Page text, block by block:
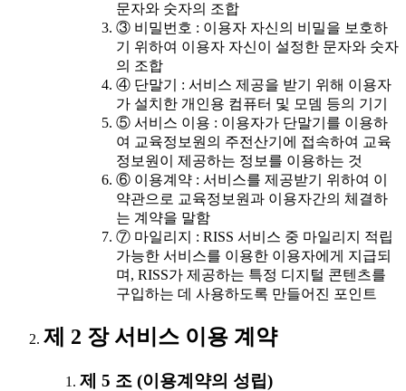
문자와 숫자의 조합
③ 비밀번호 : 이용자 자신의 비밀을 보호하
기 위하여 이용자 자신이 설정한 문자와 숫자
의 조합
④ 단말기 : 서비스 제공을 받기 위해 이용자
가 설치한 개인용 컴퓨터 및 모뎀 등의 기기
⑤ 서비스 이용 : 이용자가 단말기를 이용하
여 교육정보원의 주전산기에 접속하여 교육
정보원이 제공하는 정보를 이용하는 것
⑥ 이용계약 : 서비스를 제공받기 위하여 이
약관으로 교육정보원과 이용자간의 체결하
는 계약을 말함
⑦ 마일리지 : RISS 서비스 중 마일리지 적립
가능한 서비스를 이용한 이용자에게 지급되
며, RISS가 제공하는 특정 디지털 콘텐츠를
구입하는 데 사용하도록 만들어진 포인트
제 2 장 서비스 이용 계약
제 5 조 (이용계약의 성립)